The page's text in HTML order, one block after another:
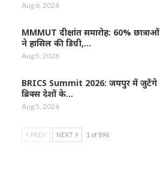
Aug 6, 2026
MMMUT दीक्षांत समारोह: 60% छात्राओं
ने हासिल की डिग्री,…
Aug 5, 2026
BRICS Summit 2026: जयपुर में जुटेंगे
ब्रिक्स देशों के…
Aug 5, 2026
PREV NEXT 1 of 896